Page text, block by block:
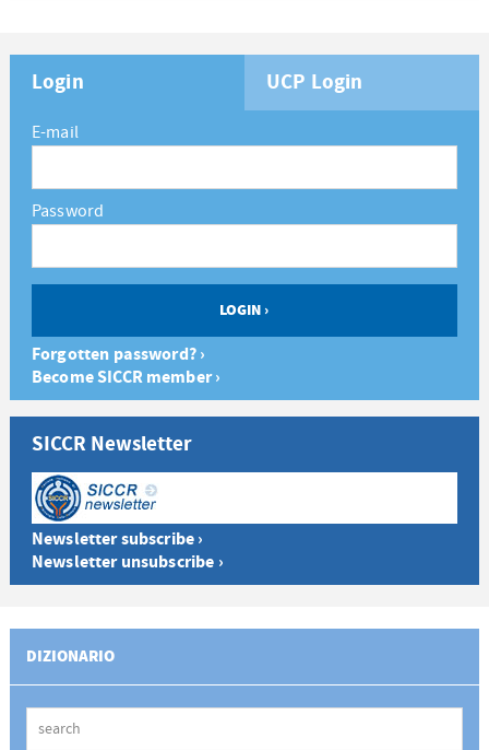
Login UCP Login
E-mail
Password
Forgotten password? ›
Become SICCR member ›
SICCR Newsletter
Newsletter subscribe ›
Newsletter unsubscribe ›
DIZIONARIO